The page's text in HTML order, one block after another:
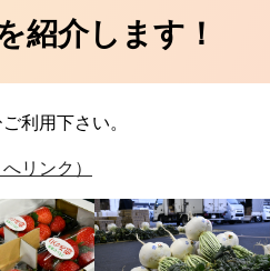
紹介します！
利用下さい。
リンク）